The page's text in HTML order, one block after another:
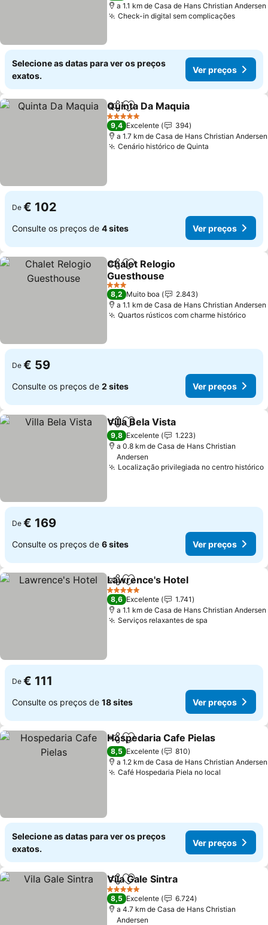
a 1.1 km de Casa de Hans Christian Andersen
Check-in digital sem complicaçõesVer
Selecione as datas para ver os preços
exatos.
Ver preços
PartilharAdicionar aos favoritos
Quinta Da Maquia
5 Estrelas
9,4 Excelente
394
a 1.7 km de Casa de Hans Christian Andersen
Cenário histórico de Quinta
De € 102
Consulte os preços de 4 sites Ver preços
PartilharAdicionar aos favoritos
Chalet Relogio
Guesthouse
Ver preços
3 Estrelas
8,2 Muito boa
2.843
a 1.1 km de Casa de Hans Christian Andersen
Quartos rústicos com charme históricoVer
De € 59
Consulte os preços de 2 sites Ver preços
PartilharAdicionar aos favoritos
Villa Bela Vista
9,8 Excelente
1.223
a 0.8 km de Casa de Hans Christian
Andersen
Localização privilegiada no centro histórico
De € 169
Consulte os preços de 6 sites Ver preços
PartilharAdicionar aos favoritos
Lawrence's Hotel
5 Estrelas
8,6 Excelente
1.741
a 1.1 km de Casa de Hans Christian Andersen
Serviços relaxantes de spa
De € 111
Consulte os preços de 18 sites Ver preços
PartilharAdicionar aos favoritos
Hospedaria Cafe Pielas
8,5 Excelente
810
a 1.2 km de Casa de Hans Christian Andersen
Café Hospedaria Piela no local
Selecione as datas para ver os preços
exatos.
Ver preços
PartilharAdicionar aos favoritos
Vila Gale Sintra
5 Estrelas
8,5 Excelente
6.724
a 4.7 km de Casa de Hans Christian
Andersen